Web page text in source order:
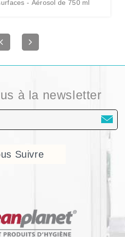
- Aérosol de 750 ml
à la newsletter
Suivre